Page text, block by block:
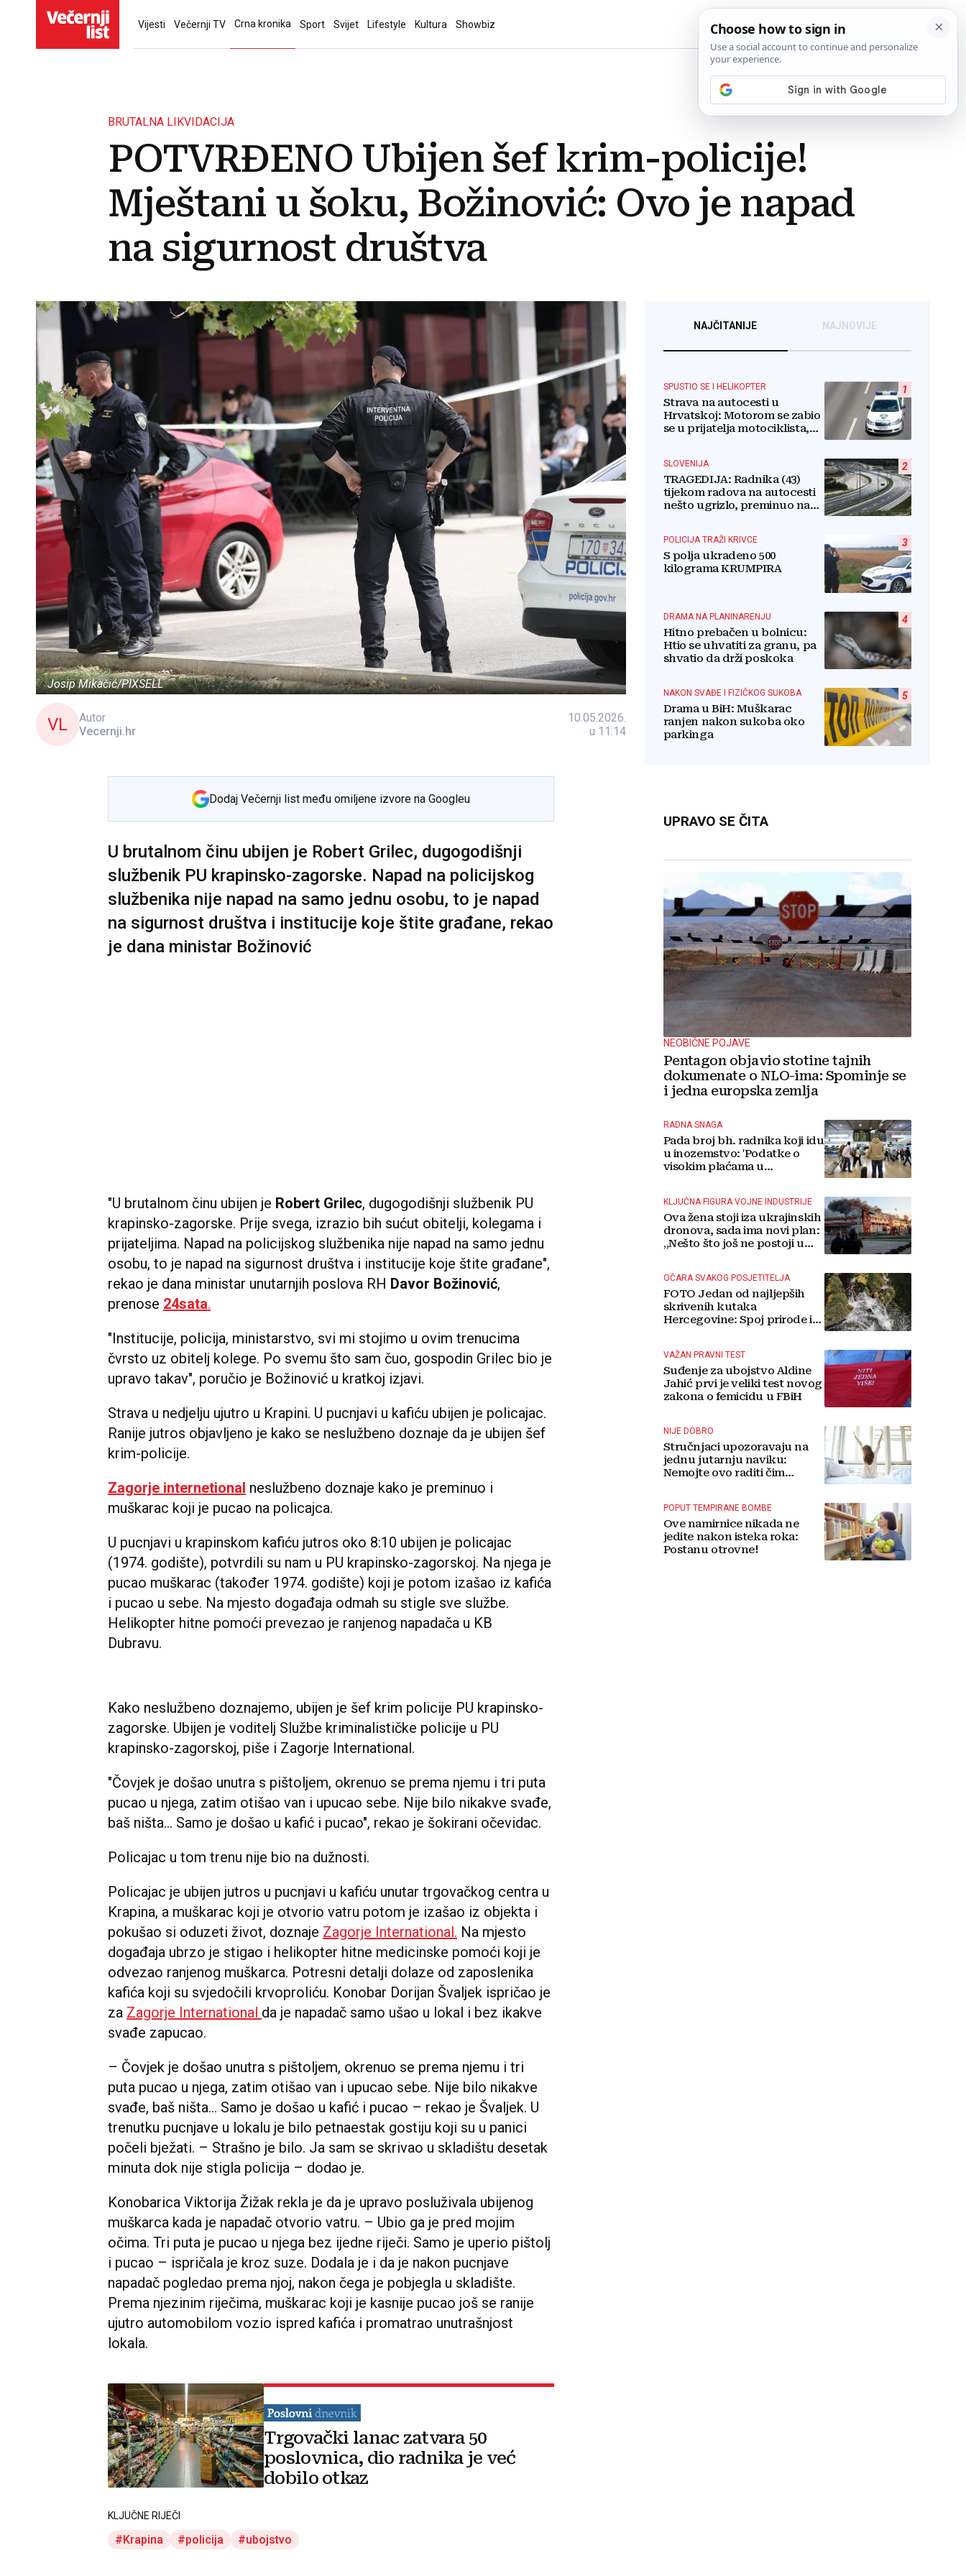
Vijesti Večernji TV Crna kronika Sport Svijet Lifestyle Kultura Showbiz
BRUTALNA LIKVIDACIJA
POTVRĐENO Ubijen šef krim-policije!
Mještani u šoku, Božinović: Ovo je napad
na sigurnost društva
Josip Mikačić/PIXSELL
VL
Autor
Vecernji.hr
10.05.2026.
u 11:14
Dodaj Večernji list među omiljene izvore na Googleu
U brutalnom činu ubijen je Robert Grilec, dugogodišnji
službenik PU krapinsko-zagorske. Napad na policijskog
službenika nije napad na samo jednu osobu, to je napad
na sigurnost društva i institucije koje štite građane, rekao
je dana ministar Božinović
"U brutalnom činu ubijen je Robert Grilec, dugogodišnji službenik PU
krapinsko-zagorske. Prije svega, izrazio bih sućut obitelji, kolegama i
prijateljima. Napad na policijskog službenika nije napad na samo jednu
osobu, to je napad na sigurnost društva i institucije koje štite građane",
rekao je dana ministar unutarnjih poslova RH Davor Božinović,
prenose 24sata.
"Institucije, policija, ministarstvo, svi mi stojimo u ovim trenucima
čvrsto uz obitelj kolege. Po svemu što sam čuo, gospodin Grilec bio je
upravo takav", poručio je Božinović u kratkoj izjavi.
Strava u nedjelju ujutro u Krapini. U pucnjavi u kafiću ubijen je policajac.
Ranije jutros objavljeno je kako se neslužbeno doznaje da je ubijen šef
krim-policije.
Zagorje internetional neslužbeno doznaje kako je preminuo i
muškarac koji je pucao na policajca.
U pucnjavi u krapinskom kafiću jutros oko 8:10 ubijen je policajac
(1974. godište), potvrdili su nam u PU krapinsko-zagorskoj. Na njega je
pucao muškarac (također 1974. godište) koji je potom izašao iz kafića
i pucao u sebe. Na mjesto događaja odmah su stigle sve službe.
Helikopter hitne pomoći prevezao je ranjenog napadača u KB
Dubravu.
Kako neslužbeno doznajemo, ubijen je šef krim policije PU krapinsko-
zagorske. Ubijen je voditelj Službe kriminalističke policije u PU
krapinsko-zagorskoj, piše i Zagorje International.
"Čovjek je došao unutra s pištoljem, okrenuo se prema njemu i tri puta
pucao u njega, zatim otišao van i upucao sebe. Nije bilo nikakve svađe,
baš ništa... Samo je došao u kafić i pucao", rekao je šokirani očevidac.
Policajac u tom trenu nije bio na dužnosti.
Policajac je ubijen jutros u pucnjavi u kafiću unutar trgovačkog centra u
Krapina, a muškarac koji je otvorio vatru potom je izašao iz objekta i
pokušao si oduzeti život, doznaje Zagorje International. Na mjesto
događaja ubrzo je stigao i helikopter hitne medicinske pomoći koji je
odvezao ranjenog muškarca. Potresni detalji dolaze od zaposlenika
kafića koji su svjedočili krvoproliću. Konobar Dorijan Švaljek ispričao je
za Zagorje International da je napadač samo ušao u lokal i bez ikakve
svađe zapucao.
– Čovjek je došao unutra s pištoljem, okrenuo se prema njemu i tri
puta pucao u njega, zatim otišao van i upucao sebe. Nije bilo nikakve
svađe, baš ništa... Samo je došao u kafić i pucao – rekao je Švaljek. U
trenutku pucnjave u lokalu je bilo petnaestak gostiju koji su u panici
počeli bježati. – Strašno je bilo. Ja sam se skrivao u skladištu desetak
minuta dok nije stigla policija – dodao je.
Konobarica Viktorija Žižak rekla je da je upravo posluživala ubijenog
muškarca kada je napadač otvorio vatru. – Ubio ga je pred mojim
očima. Tri puta je pucao u njega bez ijedne riječi. Samo je uperio pištolj
i pucao – ispričala je kroz suze. Dodala je i da je nakon pucnjave
napadač pogledao prema njoj, nakon čega je pobjegla u skladište.
Prema njezinim riječima, muškarac koji je kasnije pucao još se ranije
ujutro automobilom vozio ispred kafića i promatrao unutrašnjost
lokala.
Trgovački lanac zatvara 50
poslovnica, dio radnika je već
dobilo otkaz
KLJUČNE RIJEČI
Krapina policija ubojstvo
NAJČITANIJE NAJNOVIJE
1
SPUSTIO SE I HELIKOPTER
Strava na autocesti u
Hrvatskoj: Motorom se zabio
se u prijatelja motociklista,
2
SLOVENIJA
TRAGEDIJA: Radnika (43)
tijekom radova na autocesti
nešto ugrizlo, preminuo na
3
POLICIJA TRAŽI KRIVCE
S polja ukradeno 500
kilograma KRUMPIRA
4
DRAMA NA PLANINARENJU
Hitno prebačen u bolnicu:
Htio se uhvatiti za granu, pa
shvatio da drži poskoka
5
NAKON SVAĐE I FIZIČKOG SUKOBA
Drama u BiH: Muškarac
ranjen nakon sukoba oko
parkinga
UPRAVO SE ČITA
NEOBIČNE POJAVE
Pentagon objavio stotine tajnih
dokumenate o NLO-ima: Spominje se
i jedna europska zemlja
RADNA SNAGA
Pada broj bh. radnika koji idu
u inozemstvo: 'Podatke o
visokim plaćama u
KLJUČNA FIGURA VOJNE INDUSTRIJE
Ova žena stoji iza ukrajinskih
dronova, sada ima novi plan:
„Nešto što još ne postoji u
OČARA SVAKOG POSJETITELJA
FOTO Jedan od najljepših
skrivenih kutaka
Hercegovine: Spoj prirode i
VAŽAN PRAVNI TEST
Suđenje za ubojstvo Aldine
Jahić prvi je veliki test novog
zakona o femicidu u FBiH
NIJE DOBRO
Stručnjaci upozoravaju na
jednu jutarnju naviku:
Nemojte ovo raditi čim
POPUT TEMPIRANE BOMBE
Ove namirnice nikada ne
jedite nakon isteka roka:
Postanu otrovne!